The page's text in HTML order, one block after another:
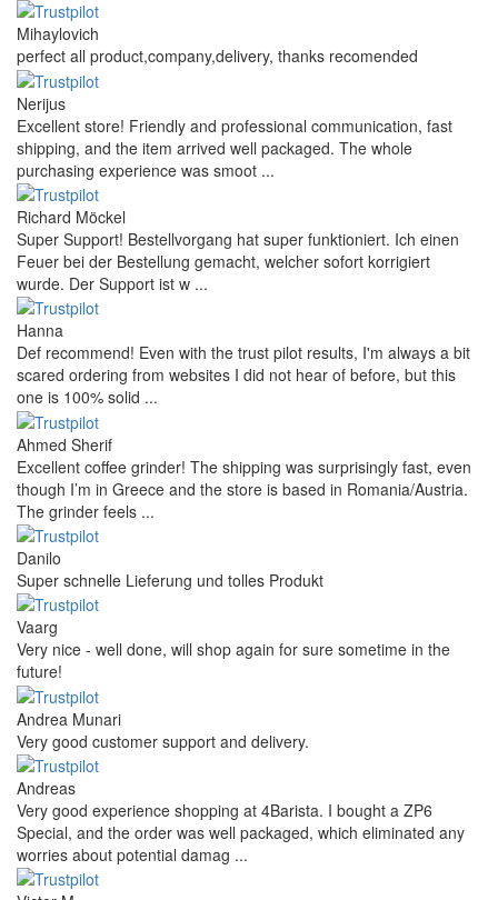
Mihaylovich
perfect all product,company,delivery, thanks recomended
Nerijus
Excellent store! Friendly and professional communication, fast
shipping, and the item arrived well packaged. The whole
purchasing experience was smoot ...
Richard Möckel
Super Support! Bestellvorgang hat super funktioniert. Ich einen
Feuer bei der Bestellung gemacht, welcher sofort korrigiert
wurde. Der Support ist w ...
Hanna
Def recommend! Even with the trust pilot results, I'm always a bit
scared ordering from websites I did not hear of before, but this
one is 100% solid ...
Ahmed Sherif
Excellent coffee grinder! The shipping was surprisingly fast, even
though I’m in Greece and the store is based in Romania/Austria.
The grinder feels ...
Danilo
Super schnelle Lieferung und tolles Produkt
Vaarg
Very nice - well done, will shop again for sure sometime in the
future!
Andrea Munari
Very good customer support and delivery.
Andreas
Very good experience shopping at 4Barista. I bought a ZP6
Special, and the order was well packaged, which eliminated any
worries about potential damag ...